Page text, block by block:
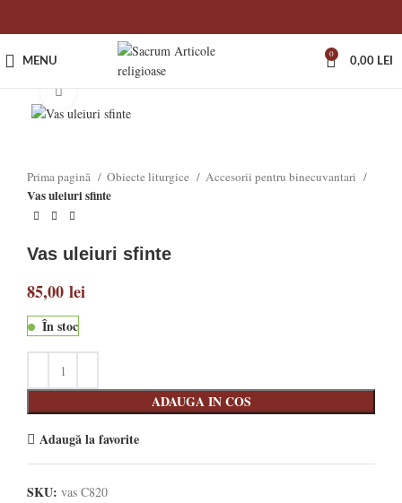
MENU
0
0,00 LEI
Prima pagină Obiecte liturgice Accesorii pentru binecuvantari
Vas uleiuri sfinte
Vas uleiuri sfinte
85,00 lei
În stoc
ADAUGA IN COS
Adaugă la favorite
SKU: vas C820